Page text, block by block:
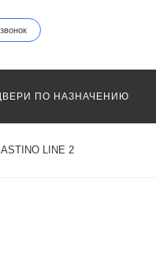
ПО НАЗНАЧЕНИЮ
LINE 2